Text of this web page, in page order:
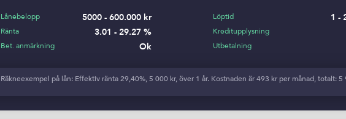
Lånebelopp 5000 - 600.000 kr
Ränta 3.01 - 29.27 %
Bet. anmärkning Ok
Löptid 1 -
Kreditupplysning
Utbetalning
Räkneexempel på lån: Effektiv ränta 29,40%, 5 000 kr, över 1 år. Kostnaden är 493 kr per månad, totalt: 5